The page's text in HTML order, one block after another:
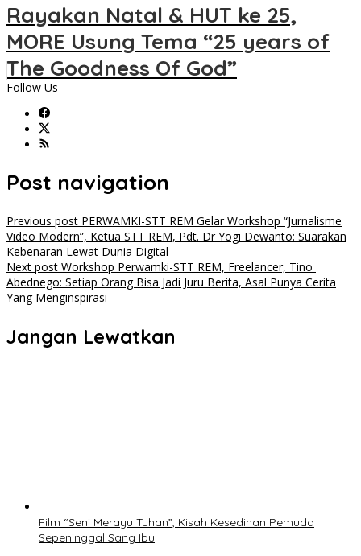
Rayakan Natal & HUT ke 25,
MORE Usung Tema “25 years of
The Goodness Of God”
Follow Us
Post navigation
Previous post PERWAMKI-STT REM Gelar Workshop “Jurnalisme
Video Modern”, Ketua STT REM, Pdt. Dr Yogi Dewanto: Suarakan
Kebenaran Lewat Dunia Digital
Next post Workshop Perwamki-STT REM, Freelancer, Tino
Abednego: Setiap Orang Bisa Jadi Juru Berita, Asal Punya Cerita
Yang Menginspirasi
Jangan Lewatkan
Film “Seni Merayu Tuhan”, Kisah Kesedihan Pemuda
Sepeninggal Sang Ibu